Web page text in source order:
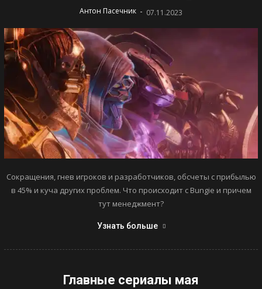
Антон Пасечник - 07.11.2023
Сокращения, гнев игроков и разработчиков, обсчеты с прибылью
в 45% и куча других проблем. Что происходит с Bungie и причем
тут менеджмент?
Узнать больше
Главные сериалы мая